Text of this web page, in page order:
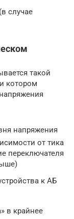
случае
такой
котором
напряжения
от тика
переключателя
к АБ
в крайнее